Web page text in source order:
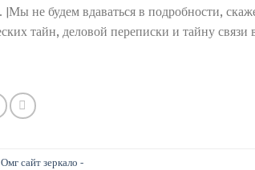
не будем вдаваться в подробности,
тайн, деловой переписки и тайну связи
сайт зеркало -